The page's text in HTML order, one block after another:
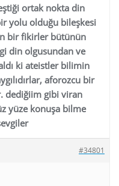
ortak nokta din
yolu olduğu bileşkesi
bir fikirler bütünün
din olgusundan ve
ki ateistler bilimin
aforozcu bir
dediğiim gibi viran
yüze konuşa bilme
#34801